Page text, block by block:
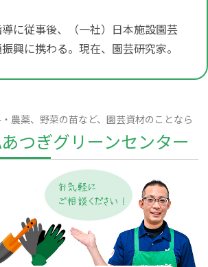
に従事後、（一社）日本施設園芸
興に携わる。現在、園芸研究家。
農薬、野菜の苗など、園芸資材のことなら
つぎグリーンセンター